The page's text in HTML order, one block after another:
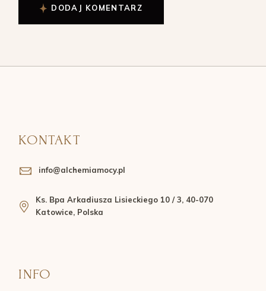
DODAJ KOMENTARZ
KONTAKT
info@alchemiamocy.pl
Ks. Bpa Arkadiusza Lisieckiego 10 / 3, 40-070
Katowice, Polska
INFO